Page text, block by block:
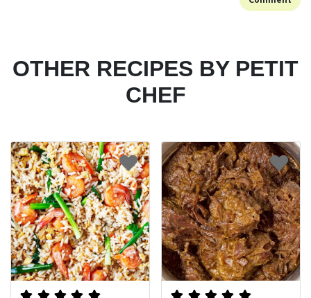
OTHER RECIPES BY PETIT
CHEF